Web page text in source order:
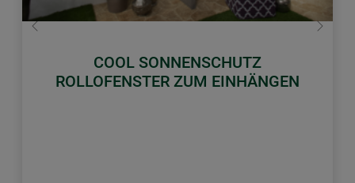
COOL SONNENSCHUTZ
ROLLOFENSTER ZUM EINHÄNGEN
Zurück Weiter